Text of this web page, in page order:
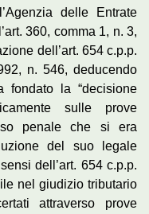
delle Entrate
360, comma 1, n. 3,
dell’art. 654 c.p.p.
n. 546, deducendo
fondato la “decisione
sulle prove
penale che si era
del suo legale
dell’art. 654 c.p.p.
nel giudizio tributario
attraverso prove